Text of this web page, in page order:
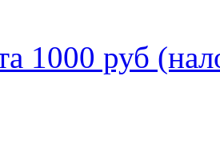
1000 руб